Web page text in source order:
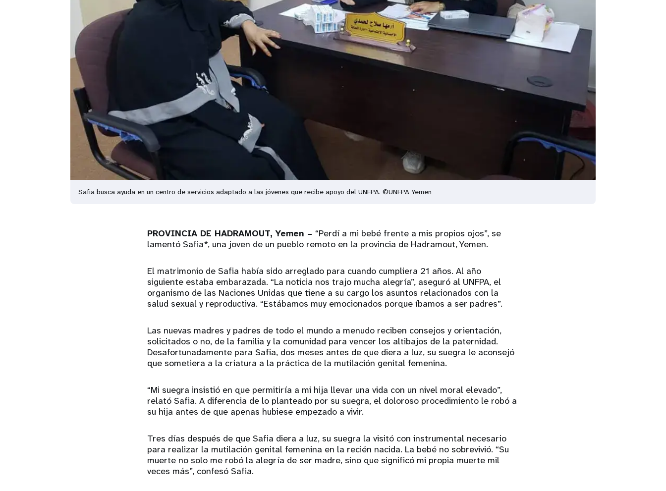
Safia busca ayuda en un centro de servicios adaptado a las jóvenes que recibe apoyo del UNFPA. ©UNFPA Yemen
PROVINCIA DE HADRAMOUT, Yemen – “Perdí a mi bebé frente a mis propios ojos”, se
lamentó Safia*, una joven de un pueblo remoto en la provincia de Hadramout, Yemen.
El matrimonio de Safia había sido arreglado para cuando cumpliera 21 años. Al año
siguiente estaba embarazada. “La noticia nos trajo mucha alegría”, aseguró al UNFPA, el
organismo de las Naciones Unidas que tiene a su cargo los asuntos relacionados con la
salud sexual y reproductiva. “Estábamos muy emocionados porque íbamos a ser padres”.
Las nuevas madres y padres de todo el mundo a menudo reciben consejos y orientación,
solicitados o no, de la familia y la comunidad para vencer los altibajos de la paternidad.
Desafortunadamente para Safia, dos meses antes de que diera a luz, su suegra le aconsejó
que sometiera a la criatura a la práctica de la mutilación genital femenina.
“Mi suegra insistió en que permitiría a mi hija llevar una vida con un nivel moral elevado”,
relató Safia. A diferencia de lo planteado por su suegra, el doloroso procedimiento le robó a
su hija antes de que apenas hubiese empezado a vivir.
Tres días después de que Safia diera a luz, su suegra la visitó con instrumental necesario
para realizar la mutilación genital femenina en la recién nacida. La bebé no sobrevivió. “Su
muerte no solo me robó la alegría de ser madre, sino que significó mi propia muerte mil
veces más”, confesó Safia.